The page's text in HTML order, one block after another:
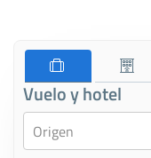
Vuelo y hotel